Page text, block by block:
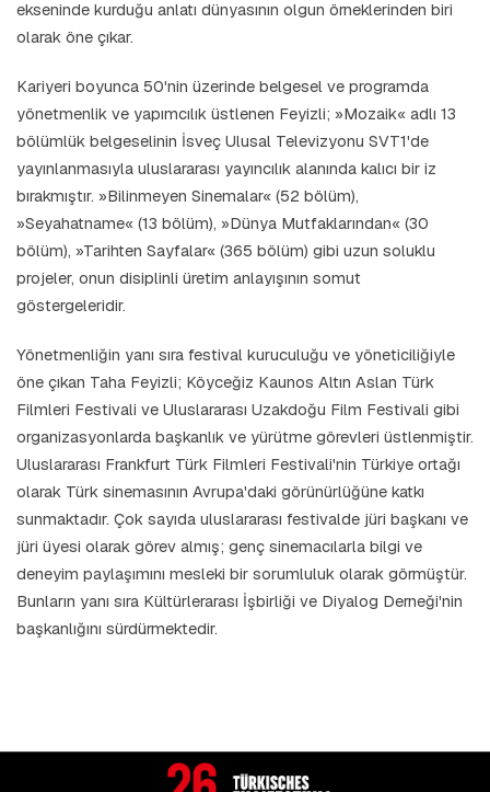
ekseninde kurduğu anlatı dünyasının olgun örneklerinden biri
olarak öne çıkar.
Kariyeri boyunca 50'nin üzerinde belgesel ve programda
yönetmenlik ve yapımcılık üstlenen Feyizli; »Mozaik« adlı 13
bölümlük belgeselinin İsveç Ulusal Televizyonu SVT1'de
yayınlanmasıyla uluslararası yayıncılık alanında kalıcı bir iz
bırakmıştır. »Bilinmeyen Sinemalar« (52 bölüm),
»Seyahatname« (13 bölüm), »Dünya Mutfaklarından« (30
bölüm), »Tarihten Sayfalar« (365 bölüm) gibi uzun soluklu
projeler, onun disiplinli üretim anlayışının somut
göstergeleridir.
Yönetmenliğin yanı sıra festival kuruculuğu ve yöneticiliğiyle
öne çıkan Taha Feyizli; Köyceğiz Kaunos Altın Aslan Türk
Filmleri Festivali ve Uluslararası Uzakdoğu Film Festivali gibi
organizasyonlarda başkanlık ve yürütme görevleri üstlenmiştir.
Uluslararası Frankfurt Türk Filmleri Festivali'nin Türkiye ortağı
olarak Türk sinemasının Avrupa'daki görünürlüğüne katkı
sunmaktadır. Çok sayıda uluslararası festivalde jüri başkanı ve
jüri üyesi olarak görev almış; genç sinemacılarla bilgi ve
deneyim paylaşımını mesleki bir sorumluluk olarak görmüştür.
Bunların yanı sıra Kültürlerarası İşbirliği ve Diyalog Derneği'nin
başkanlığını sürdürmektedir.